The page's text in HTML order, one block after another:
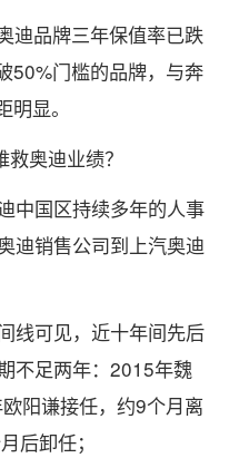
迪品牌三年保值率已跌
50%门槛的品牌，与奔
显。
奥迪业绩？
中国区持续多年的人事
迪销售公司到上汽奥迪
线可见，近十年间先后
不足两年：2015年魏
阳谦接任，约9个月离
后卸任；